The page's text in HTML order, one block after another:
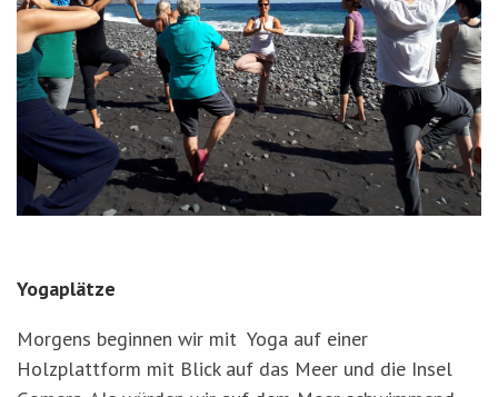
Yogaplätze
Morgens beginnen wir mit Yoga auf einer
Holzplattform mit Blick auf das Meer und die Insel